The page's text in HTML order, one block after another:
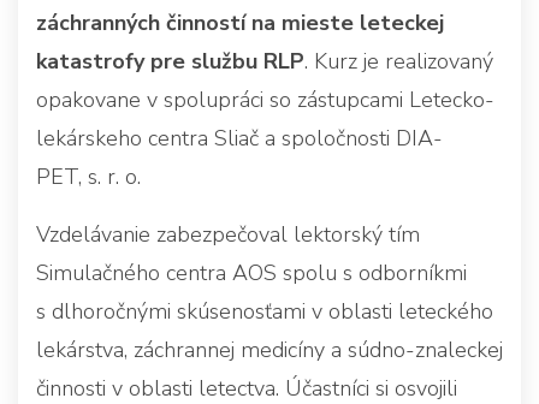
záchranných činností na mieste leteckej
katastrofy pre službu RLP. Kurz je realizovaný
opakovane v spolupráci so zástupcami Letecko-
lekárskeho centra Sliač a spoločnosti DIA-
PET, s. r. o.
Vzdelávanie zabezpečoval lektorský tím
Simulačného centra AOS spolu s odborníkmi
s dlhoročnými skúsenosťami v oblasti leteckého
lekárstva, záchrannej medicíny a súdno-znaleckej
činnosti v oblasti letectva. Účastníci si osvojili